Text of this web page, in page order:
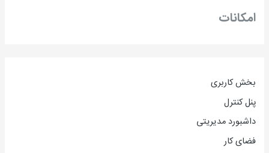
امکانات
بخش کاربری
پنل کنترل
داشبورد مدیریتی
فضای کار